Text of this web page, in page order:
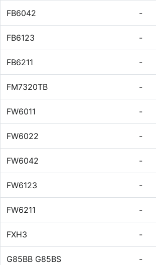
FB6042 -
FB6123 -
FB6211 -
FM7320TB -
FW6011 -
FW6022 -
FW6042 -
FW6123 -
FW6211 -
FXH3 -
G85BB G85BS -